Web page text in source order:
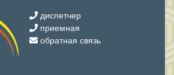
диспетчер
приемная
обратная связь